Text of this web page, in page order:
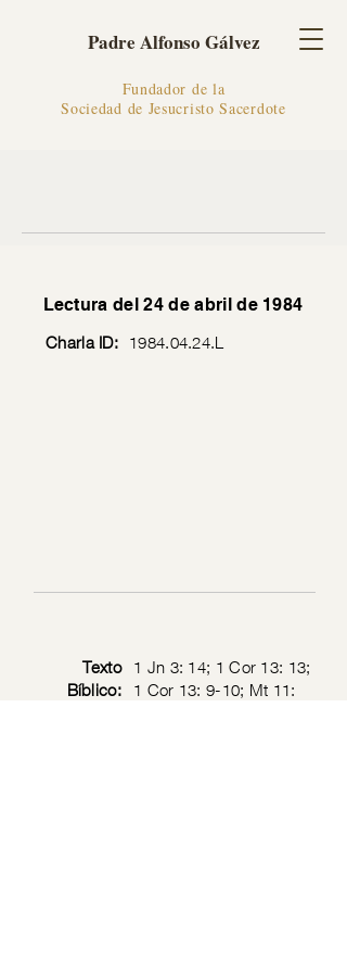
Padre Alfonso Gálvez
Fundador de la
Sociedad de Jesucristo Sacerdote
Lectura del 24 de abril de 1984
Charla ID: 1984.04.24.L
Texto
Bíblico:
1 Jn 3: 14; 1 Cor 13: 13;
1 Cor 13: 9-10; Mt 11: